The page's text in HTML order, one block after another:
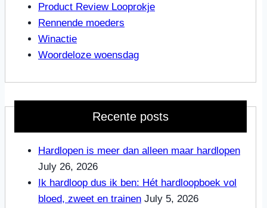
Product Review Looprokje
Rennende moeders
Winactie
Woordeloze woensdag
Recente posts
Hardlopen is meer dan alleen maar hardlopen
July 26, 2026
Ik hardloop dus ik ben: Hét hardloopboek vol
bloed, zweet en trainen July 5, 2026